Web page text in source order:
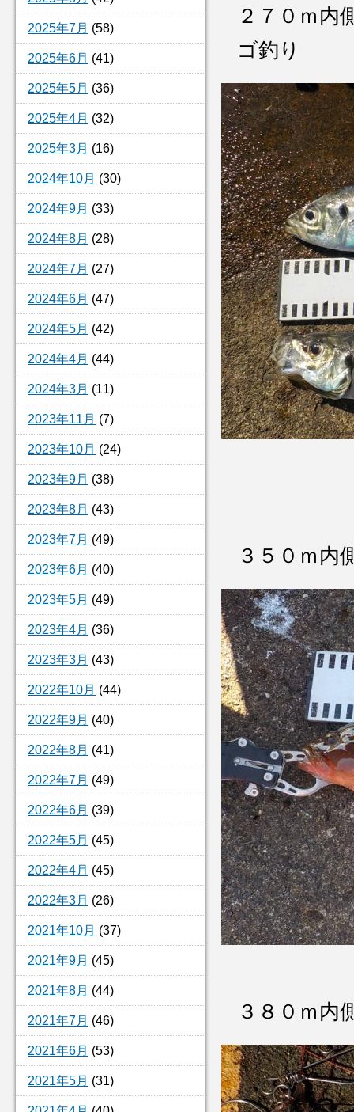
2025年7月 (58)
2025年6月 (41)
2025年5月 (36)
2025年4月 (32)
2025年3月 (16)
2024年10月 (30)
2024年9月 (33)
2024年8月 (28)
2024年7月 (27)
2024年6月 (47)
2024年5月 (42)
2024年4月 (44)
2024年3月 (11)
2023年11月 (7)
2023年10月 (24)
2023年9月 (38)
2023年8月 (43)
2023年7月 (49)
2023年6月 (40)
2023年5月 (49)
2023年4月 (36)
2023年3月 (43)
2022年10月 (44)
2022年9月 (40)
2022年8月 (41)
2022年7月 (49)
2022年6月 (39)
2022年5月 (45)
2022年4月 (45)
2022年3月 (26)
2021年10月 (37)
2021年9月 (45)
2021年8月 (44)
2021年7月 (46)
2021年6月 (53)
2021年5月 (31)
２７０ｍ
ゴ釣り
３５０ｍ
３８０ｍ